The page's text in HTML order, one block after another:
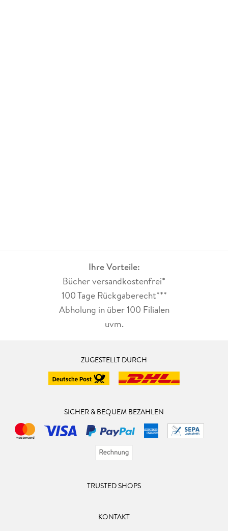
Ihre Vorteile:
Bücher versandkostenfrei*
100 Tage Rückgaberecht***
Abholung in über 100 Filialen
uvm.
ZUGESTELLT DURCH
SICHER & BEQUEM BEZAHLEN
TRUSTED SHOPS
KONTAKT